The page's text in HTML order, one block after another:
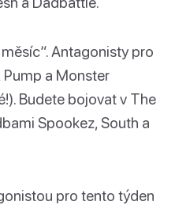
Antagonisty pro
a Monster
Budete bojovat v The
Spookez, South a
pro tento týden